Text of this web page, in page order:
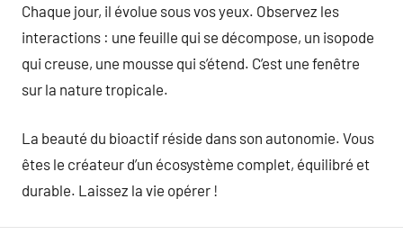
Chaque jour, il évolue sous vos yeux. Observez les
interactions : une feuille qui se décompose, un isopode
qui creuse, une mousse qui s’étend. C’est une fenêtre
sur la nature tropicale.
La beauté du bioactif réside dans son autonomie. Vous
êtes le créateur d’un écosystème complet, équilibré et
durable. Laissez la vie opérer !